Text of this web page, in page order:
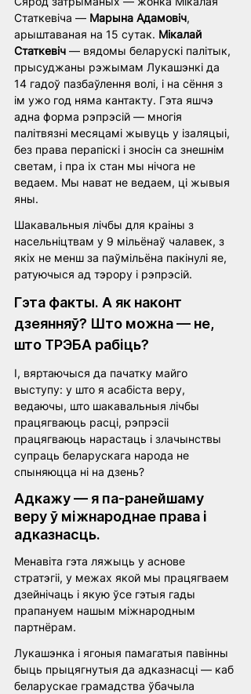
Статкевіча — Марына Адамовіч,
арыштаваная на 15 сутак. Мікалай
Статкевіч — вядомы беларускі палітык,
прысуджаны рэжымам Лукашэнкі да
14 гадоў пазбаўлення волі, і на сёння з
ім ужо год няма кантакту. Гэта яшчэ
адна форма рэпрэсій — многія
палітвязні месяцамі жывуць у ізаляцыі,
без права перапіскі і зносін са знешнім
светам, і пра іх стан мы нічога не
ведаем. Мы нават не ведаем, ці жывыя
яны.
Шакавальныя лічбы для краіны з
насельніцтвам у 9 мільёнаў чалавек, з
якіх не менш за паўмільёна пакінулі яе,
ратуючыся ад тэрору і рэпрэсій.
Гэта факты. А як наконт
дзеянняў? Што можна — не,
што ТРЭБА рабіць?
І, вяртаючыся да пачатку майго
выступу: у што я асабіста веру,
ведаючы, што шакавальныя лічбы
працягваюць расці, рэпрэсіі
працягваюць нарастаць і злачынствы
супраць беларускага народа не
спыняюцца ні на дзень?
Адкажу — я па-ранейшаму
веру ў міжнароднае права і
адказнасць.
Менавіта гэта ляжыць у аснове
стратэгіі, у межах якой мы працягваем
дзейнічаць і якую ўсе гэтыя гады
прапануем нашым міжнародным
партнёрам.
Лукашэнка і ягоныя памагатыя павінны
быць прыцягнутыя да адказнасці — каб
беларускае грамадства ўбачыла